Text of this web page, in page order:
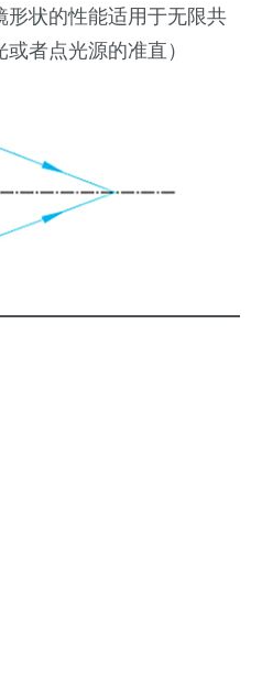
状的性能适用于无限共
者点光源的准直）